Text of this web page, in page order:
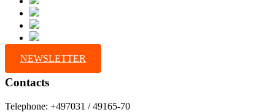
NEWSLETTER
Contacts
Telephone: +497031 / 49165-70